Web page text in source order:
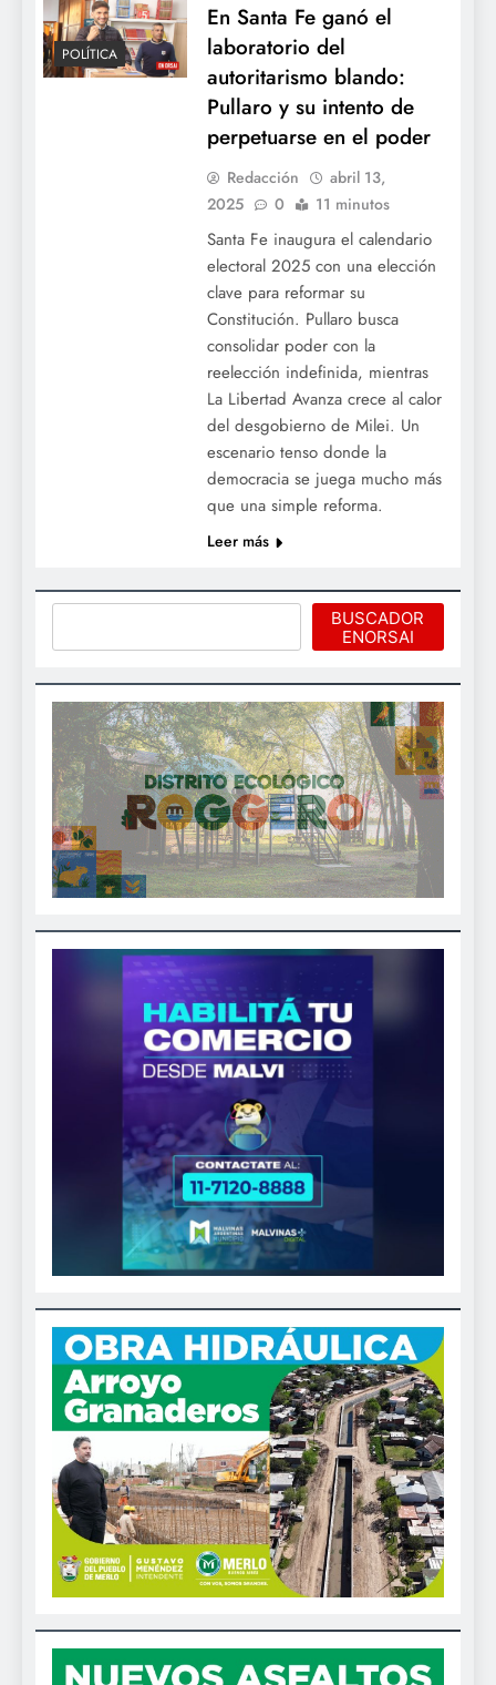
POLÍTICA
En Santa Fe ganó el
laboratorio del
autoritarismo blando:
Pullaro y su intento de
perpetuarse en el poder
Redacción
abril 13,
2025
0 11 minutos
Santa Fe inaugura el calendario
electoral 2025 con una elección
clave para reformar su
Constitución. Pullaro busca
consolidar poder con la
reelección indefinida, mientras
La Libertad Avanza crece al calor
del desgobierno de Milei. Un
escenario tenso donde la
democracia se juega mucho más
que una simple reforma.
Leer más
BUSCADOR
ENORSAI